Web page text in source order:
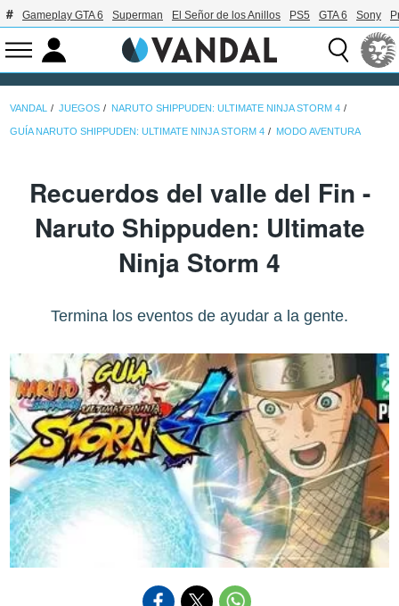
Gameplay GTA 6 Superman El Señor de los Anillos PS5 GTA 6 Sony
VANDAL JUEGOS NARUTO SHIPPUDEN: ULTIMATE NINJA STORM 4
GUÍA NARUTO SHIPPUDEN: ULTIMATE NINJA STORM 4 MODO AVENTURA
Recuerdos del valle del Fin -
Naruto Shippuden: Ultimate
Ninja Storm 4
Termina los eventos de ayudar a la gente.